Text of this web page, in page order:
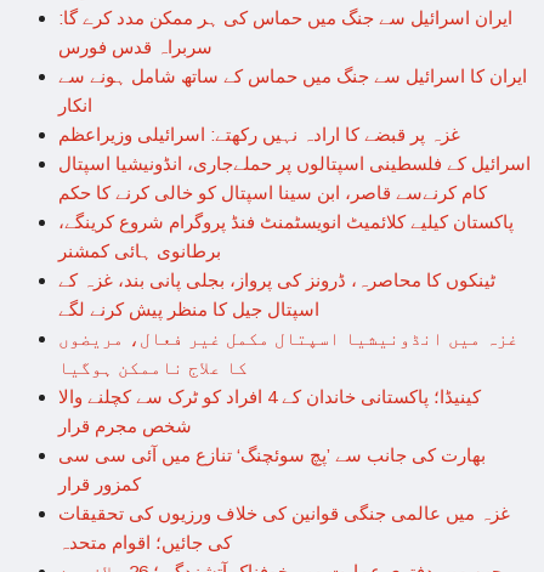
ایران اسرائیل سے جنگ میں حماس کی ہر ممکن مدد کرے گا:
سربراہ قدس فورس
ایران کا اسرائیل سے جنگ میں حماس کے ساتھ شامل ہونے سے
انکار
غزہ پر قبضے کا ارادہ نہیں رکھتے: اسرائیلی وزیراعظم
اسرائیل کے فلسطینی اسپتالوں پر حملےجاری، انڈونیشیا اسپتال
کام کرنےسے قاصر، ابن سینا اسپتال کو خالی کرنے کا حکم
پاکستان کیلیے کلائمیٹ انویسٹمنٹ فنڈ پروگرام شروع کرینگے،
برطانوی ہائی کمشنر
ٹینکوں کا محاصرہ، ڈرونز کی پرواز، بجلی پانی بند، غزہ کے
اسپتال جیل کا منظر پیش کرنے لگے
غزہ میں انڈونیشیا اسپتال مکمل غیر فعال، مریضوں
کا علاج ناممکن ہوگیا
کینیڈا؛ پاکستانی خاندان کے 4 افراد کو ٹرک سے کچلنے والا
شخص مجرم قرار
بھارت کی جانب سے ’پچ سوئچنگ‘ تنازع میں آئی سی سی
کمزور قرار
غزہ میں عالمی جنگی قوانین کی خلاف ورزیوں کی تحقیقات
کی جائیں؛ اقوام متحدہ